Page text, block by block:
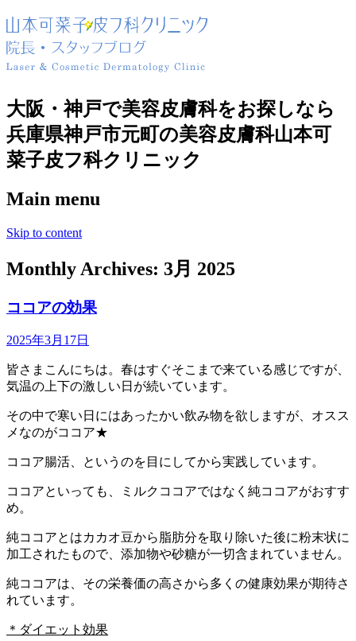
大阪・神戸で美容皮膚科をお探しなら
兵庫県神戸市元町の美容皮膚科山本可
菜子皮フ科クリニック
Main menu
Skip to content
Monthly Archives: 3月 2025
ココアの効果
2025年3月17日
皆さまこんにちは。春はすぐそこまで来ている感じですが、
気温の上下の激しい日が続いています。
その中で寒い日にはあったかい飲み物を欲しますが、オスス
メなのがココア★
ココア腸活、というのを目にしてから実践しています。
ココアといっても、ミルクココアではなく純ココアがおすす
め。
純ココアとはカカオ豆から脂肪分を取り除いた後に粉末状に
加工されたもので、添加物や砂糖が一切含まれていません。
純ココアは、その栄養価の高さから多くの健康効果が期待さ
れています。
＊ダイエット効果